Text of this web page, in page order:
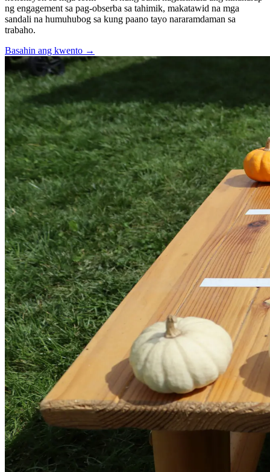
ng engagement sa pag-obserba sa tahimik, makatawid na mga
sandali na humuhubog sa kung paano tayo nararamdaman sa
trabaho.
Basahin ang kwento →